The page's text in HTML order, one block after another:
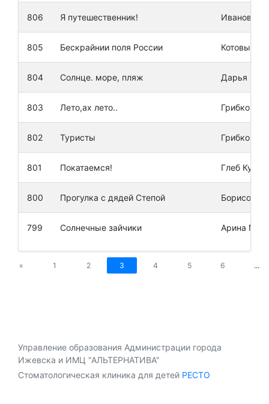
806 Я путешественник! Иванова
805 Бескрайнии поля России Котовы
804 Солнце. море, пляж Дарья
803 Лето,ах лето.. Грибкова
802 Туристы Грибков
801 Покатаемся! Глеб
800 Прогулка с дядей Степой Борисова
799 Солнечные зайчики Арина
« 1 2 3 4 5 6 ...
Управление образования Администрации города
Ижевска и ИМЦ "АЛЬТЕРНАТИВА"
Стоматологическая клиника для детей РЕСТО